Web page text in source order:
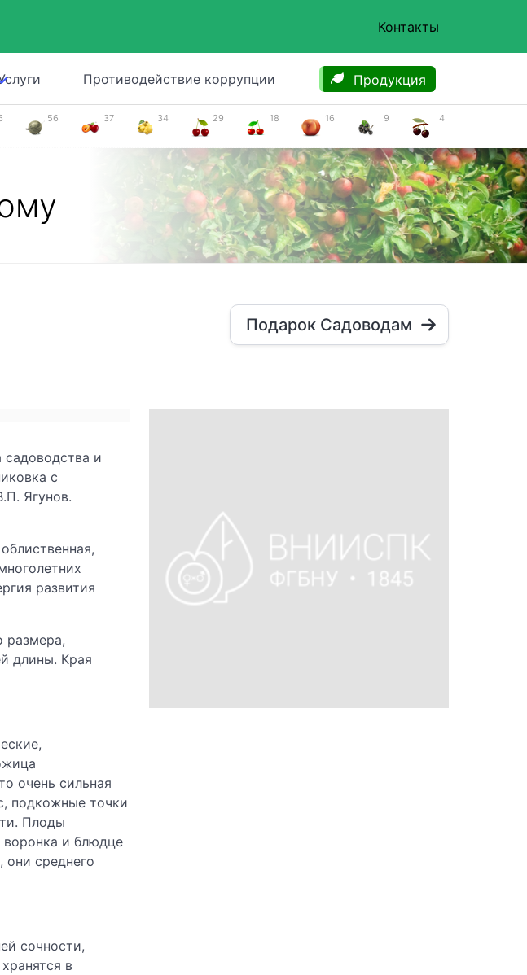
Контакты
Противодействие коррупции Продукция
56 37 34 29 18 16 9 4
Подарок Садоводам
садоводства и
с
Ягунов.
развития
размера,
длины. Края
очень сильная
подкожные точки
Плоды
и блюдце
они среднего
сочности,
в